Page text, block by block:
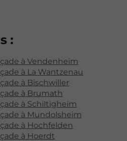
:
à Vendenheim
à La Wantzenau
à Bischwiller
à Brumath
à Schiltigheim
à Mundolsheim
à Hochfelden
à Hoerdt